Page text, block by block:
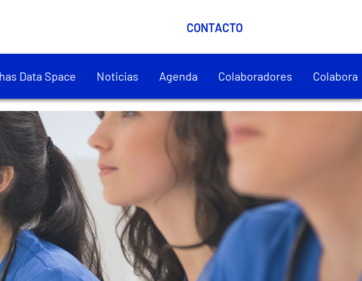
CONTACTO
Data Space Noticias Agenda Colaboradores Colabora